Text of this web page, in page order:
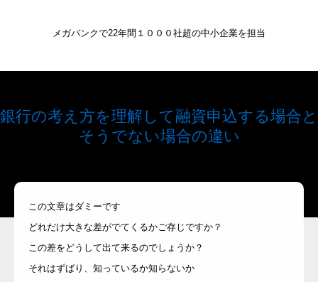
メガバンクで22年間１０００社超の中小企業を担当
銀行の考え方を理解して融資申込する場合と
そうでない場合の違い
この文章はダミーです
どれだけ大きな差がでてくるかご存じですか？
この差をどうして出て来るのでしょうか？
それはずばり、知っているか知らないか